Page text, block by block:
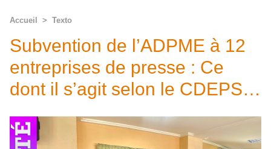
Accueil > Texto
Subvention de l’ADPME à 12
entreprises de presse : Ce
dont il s’agit selon le CDEPS…